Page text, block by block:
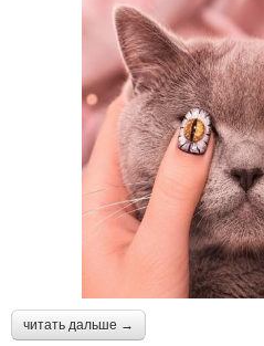
читать дальше →